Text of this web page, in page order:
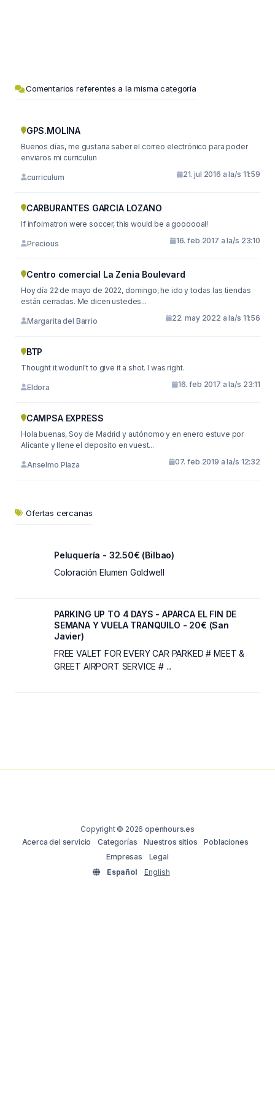
Comentarios referentes a la misma categoría
GPS.MOLINA
Buenos días, me gustaria saber el correo electrónico para poder
enviaros mi curriculun
curriculum 21. jul 2016 a la/s 11:59
CARBURANTES GARCIA LOZANO
If infoimatron were soccer, this would be a goooooal!
Precious 16. feb 2017 a la/s 23:10
Centro comercial La Zenia Boulevard
Hoy día 22 de mayo de 2022, domingo, he ido y todas las tiendas
están cerradas. Me dicen ustedes...
Margarita del Barrio 22. may 2022 a la/s 11:56
BTP
Thought it wodunl't to give it a shot. I was right.
Eldora 16. feb 2017 a la/s 23:11
CAMPSA EXPRESS
Hola buenas, Soy de Madrid y autónomo y en enero estuve por
Alicante y llene el deposito en vuest...
Anselmo Plaza 07. feb 2019 a la/s 12:32
Ofertas cercanas
Peluquería - 32.50€ (Bilbao)
Coloración Elumen Goldwell
PARKING UP TO 4 DAYS - APARCA EL FIN DE
SEMANA Y VUELA TRANQUILO - 20€ (San
Javier)
FREE VALET FOR EVERY CAR PARKED # MEET &
GREET AIRPORT SERVICE # ...
Copyright © 2026openhours.es
Acerca del servicio
Categorías Nuestros sitios
Poblaciones
Empresas
Legal
Español
English